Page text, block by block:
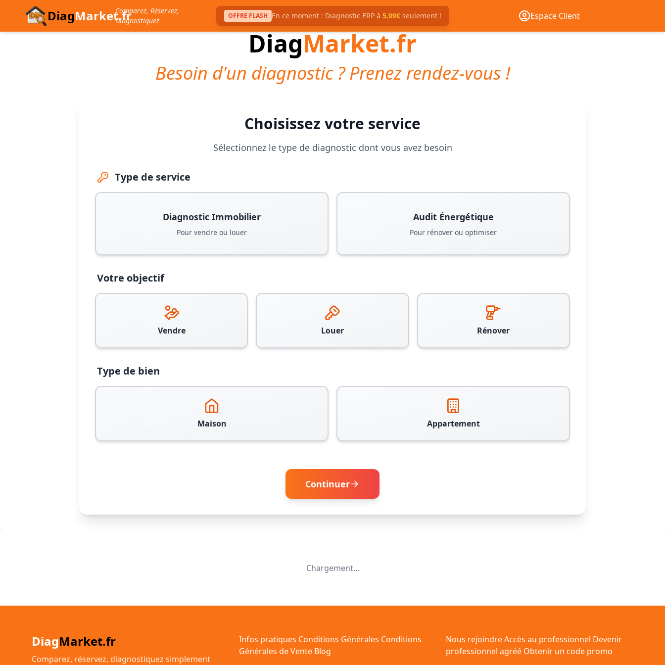
DiagMarket.frComparez, Réservez,
Diagnostiquez
OFFRE FLASH En ce moment : Diagnostic ERP à 5,99€seulement ! Espace Client
DiagMarket.fr
Besoin d'un diagnostic ? Prenez rendez-vous !
Choisissez votre service
Sélectionnez le type de diagnostic dont vous avez besoin
Type de service
Diagnostic Immobilier
Pour vendre ou louer
Audit Énergétique
Pour rénover ou optimiser
Votre objectif
Vendre Louer Rénover
Type de bien
Maison Appartement
Continuer
Chargement...
DiagMarket.fr
Comparez, réservez, diagnostiquez simplement
Infos pratiques Conditions Générales Conditions
Générales de Vente Blog
Nous rejoindreAccès au professionnel Devenir
professionnel agréé Obtenir un code promo